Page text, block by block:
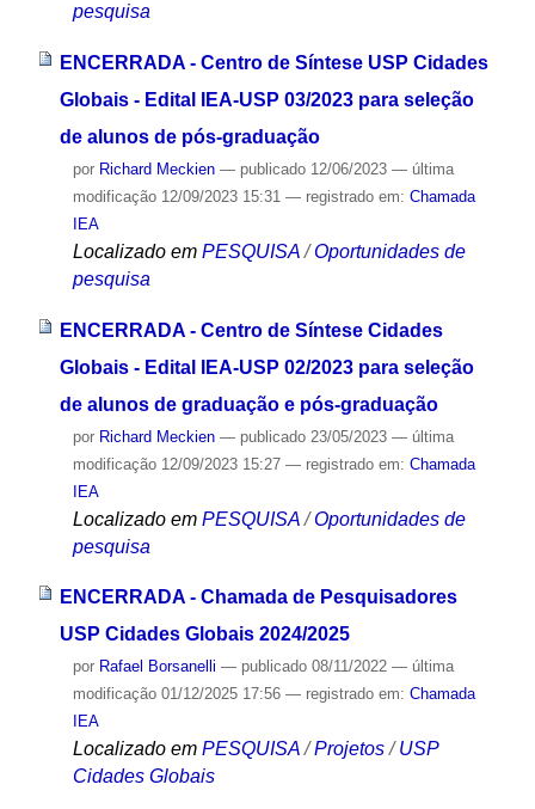
pesquisa
ENCERRADA - Centro de Síntese USP Cidades
Globais - Edital IEA-USP 03/2023 para seleção
de alunos de pós-graduação
por Richard Meckien — publicado12/06/2023 — última
modificação12/09/2023 15:31 — registrado em: Chamada
IEA
Localizado em PESQUISA /Oportunidades de
pesquisa
ENCERRADA - Centro de Síntese Cidades
Globais - Edital IEA-USP 02/2023 para seleção
de alunos de graduação e pós-graduação
por Richard Meckien — publicado23/05/2023 — última
modificação12/09/2023 15:27 — registrado em: Chamada
IEA
Localizado em PESQUISA /Oportunidades de
pesquisa
ENCERRADA - Chamada de Pesquisadores
USP Cidades Globais 2024/2025
por Rafael Borsanelli — publicado08/11/2022 — última
modificação01/12/2025 17:56 — registrado em: Chamada
IEA
Localizado em PESQUISA /Projetos/USP
Cidades Globais